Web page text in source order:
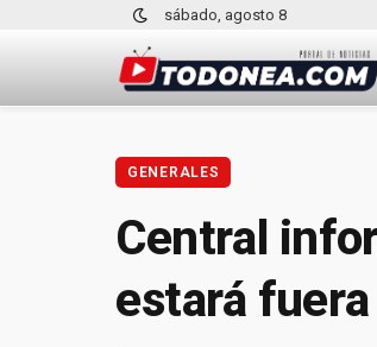
sábado, agosto 8
GENERALES
Central
estará